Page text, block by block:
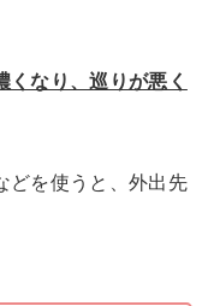
なり、巡りが悪く
どを使うと、外出先